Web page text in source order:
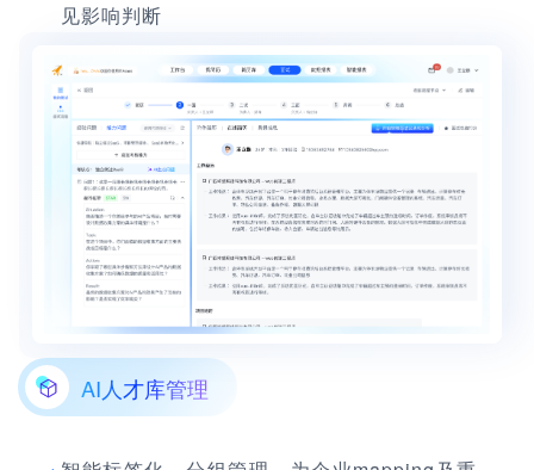
见影响判断
AI人才库管理